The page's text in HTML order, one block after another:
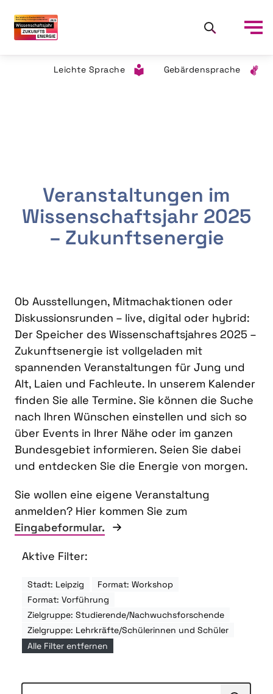
Leichte Sprache Gebärdensprache
Veranstaltungen im
Wissenschaftsjahr 2025
– Zukunftsenergie
Ob Ausstellungen, Mitmachaktionen oder
Diskussionsrunden – live, digital oder hybrid:
Der Speicher des Wissenschaftsjahres 2025 –
Zukunftsenergie ist vollgeladen mit
spannenden Veranstaltungen für Jung und
Alt, Laien und Fachleute. In unserem Kalender
finden Sie alle Termine. Sie können die Suche
nach Ihren Wünschen einstellen und sich so
über Events in Ihrer Nähe oder im ganzen
Bundesgebiet informieren. Seien Sie dabei
und entdecken Sie die Energie von morgen.
Sie wollen eine eigene Veranstaltung
anmelden? Hier kommen Sie zum
Eingabeformular.
Aktive Filter:
Stadt: Leipzig
Format: Workshop
Format: Vorführung
Zielgruppe: Studierende/Nachwuchsforschende
Zielgruppe: Lehrkräfte/Schülerinnen und Schüler
Alle Filter entfernen